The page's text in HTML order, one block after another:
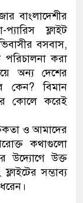
বাংলাদেশীর
ফ্লাইট
বসবাস,
পরিচালনা করা
অন্য দেশের
কেন? বিমান
কোলে করেই
ও আমাদের
কথাগুলো
উদ্যোগে উক্ত
সম্ভাব্য